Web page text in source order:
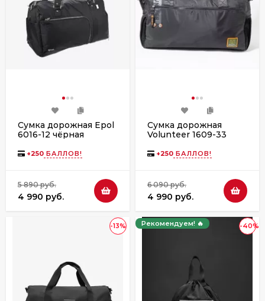
Сумка дорожная Epol
6016-12 чёрная
+250 БАЛЛОВ!
5 890 руб.
4 990 руб.
Сумка дорожная
Volunteer 1609-33
+250 БАЛЛОВ!
6 090 руб.
4 990 руб.
-13% -40%
Рекомендуем! 🔥